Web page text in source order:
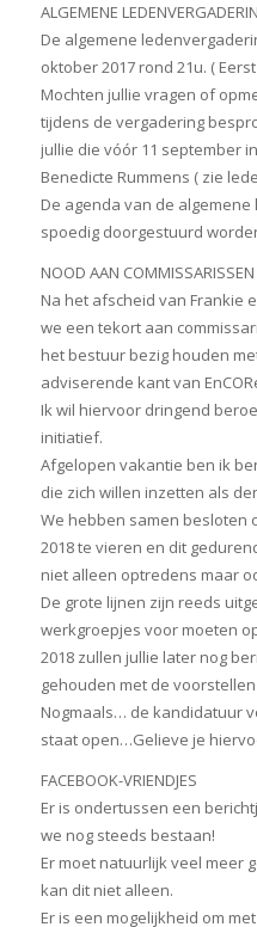
ALGEMENE
De algemene
oktober 2017 rond 21u. (
Mochten jullie vragen of
tijdens de vergadering
jullie die vóór 11 september
Benedicte Rummens ( zie
De agenda van de
spoedig doorgestuurd
NOOD AAN COMMISSARISSEN
Na het afscheid van Frankie
we een tekort aan
het bestuur bezig houden
adviserende kant van
Ik wil hiervoor dringend
initiatief.
Afgelopen vakantie ben ik
die zich willen inzetten als
We hebben samen besloten
2018 te vieren en dit
niet alleen optredens maar
De grote lijnen zijn reeds
werkgroepjes voor moeten
2018 zullen jullie later nog
gehouden met de
Nogmaals… de kandidatuur
staat open…Gelieve je
FACEBOOK-VRIENDJES
Er is ondertussen een
we nog steeds bestaan!
Er moet natuurlijk veel meer
kan dit niet alleen.
Er is een mogelijkheid om